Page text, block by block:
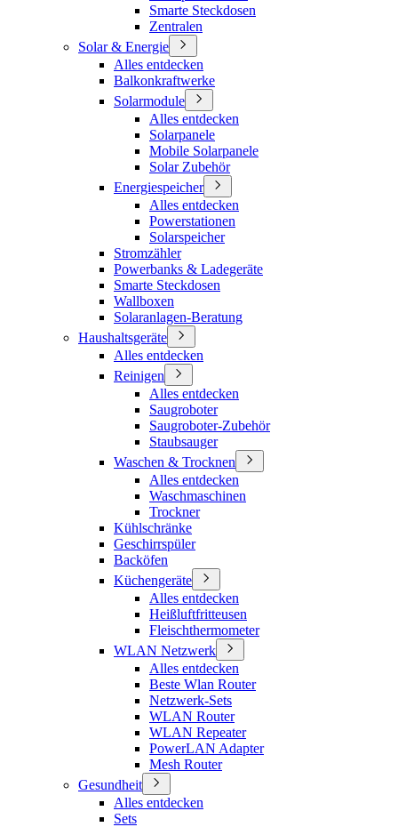
Smarte Steckdosen
Zentralen
Solar & Energie
Alles entdecken
Balkonkraftwerke
Solarmodule
Alles entdecken
Solarpanele
Mobile Solarpanele
Solar Zubehör
Energiespeicher
Alles entdecken
Powerstationen
Solarspeicher
Stromzähler
Powerbanks & Ladegeräte
Smarte Steckdosen
Wallboxen
Solaranlagen-Beratung
Haushaltsgeräte
Alles entdecken
Reinigen
Alles entdecken
Saugroboter
Saugroboter-Zubehör
Staubsauger
Waschen & Trocknen
Alles entdecken
Waschmaschinen
Trockner
Kühlschränke
Geschirrspüler
Backöfen
Küchengeräte
Alles entdecken
Heißluftfritteusen
Fleischthermometer
WLAN Netzwerk
Alles entdecken
Beste Wlan Router
Netzwerk-Sets
WLAN Router
WLAN Repeater
PowerLAN Adapter
Mesh Router
Gesundheit
Alles entdecken
Sets